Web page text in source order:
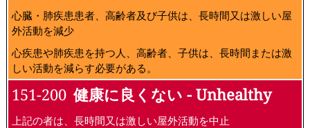
心臓・肺疾患患者、高齢者及び子供は、長時間又は激しい屋
外活動を減少
心疾患や肺疾患を持つ人、高齢者、子供は、長時間または激
しい活動を減らす必要がある。
151-200 健康に良くない - Unhealthy
上記の者は、長時間又は激しい屋外活動を中止